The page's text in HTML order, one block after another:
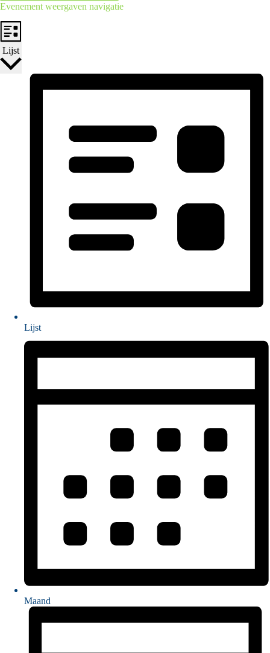
Evenement weergaven navigatie
Lijst
Lijst
Maand